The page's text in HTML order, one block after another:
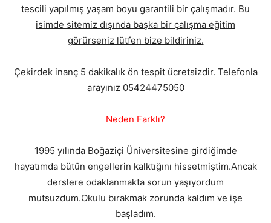
tescili yapılmış yaşam boyu garantili bir çalışmadır. Bu
isimde sitemiz dışında başka bir çalışma eğitim
görürseniz lütfen bize bildiriniz.
Çekirdek inanç 5 dakikalık ön tespit ücretsizdir. Telefonla
arayınız 05424475050
Neden Farklı?
1995 yılında Boğaziçi Üniversitesine girdiğimde
hayatımda bütün engellerin kalktığını hissetmiştim.Ancak
derslere odaklanmakta sorun yaşıyordum
mutsuzdum.Okulu bırakmak zorunda kaldım ve işe
başladım.